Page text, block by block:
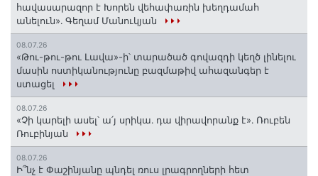
հավասարազոր է Խորեն վեհափառին խեղդամահ
անելուն»․ Գեղամ Մանուկյան
08.07.26
«Թու-թու-թու Լավա»-ի՝ տարածած գովազդի կեղծ լինելու
մասին ոստիկանությունը բազմաթիվ ահազանգեր է
ստացել
08.07.26
«Չի կարելի ասել՝ ա՛յ սրիկա․ դա վիրավորանք է»․ Ռուբեն
Ռուբինյան
08.07.26
Ի՞նչ է Փաշինյանը պնդել ռուս լրագրողների հետ